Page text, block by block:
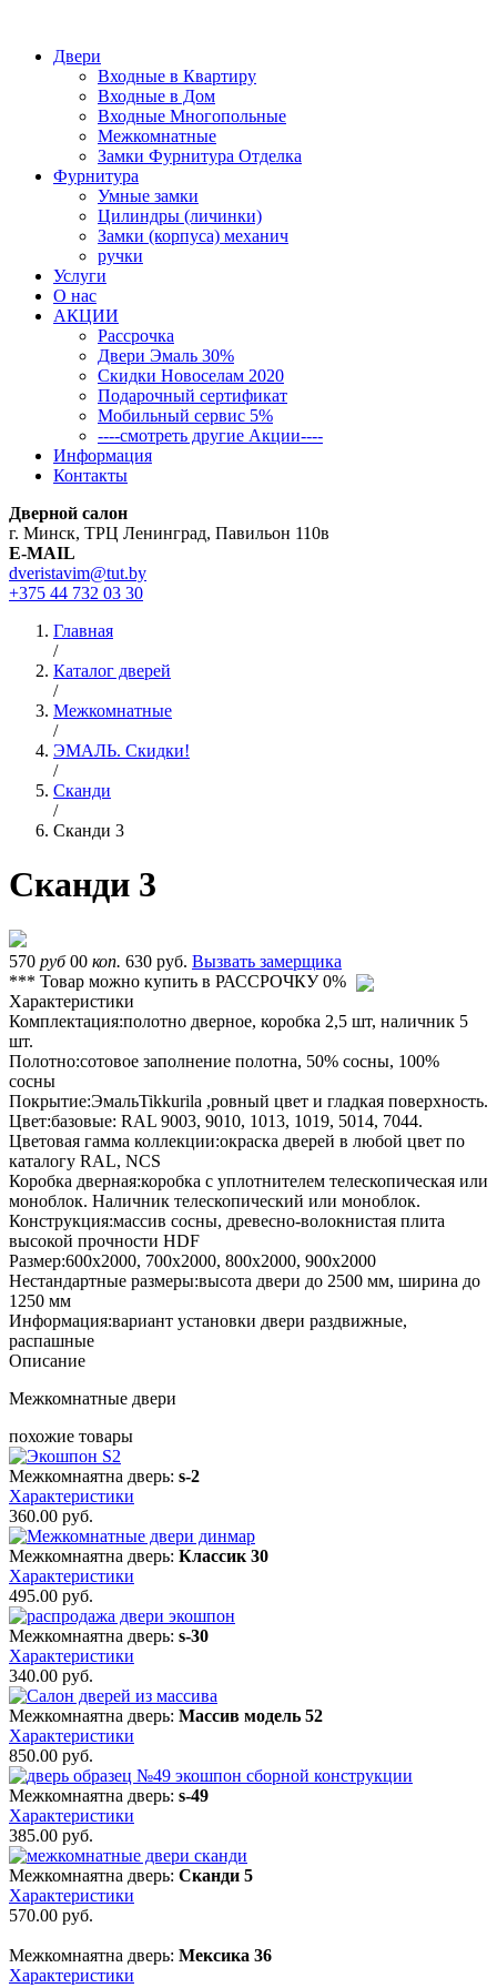
Двери
Входные в Квартиру
Входные в Дом
Входные Многопольные
Межкомнатные
Замки Фурнитура Отделка
Фурнитура
Умные замки
Цилиндры (личинки)
Замки (корпуса) механич
ручки
Услуги
О нас
АКЦИИ
Рассрочка
Двери Эмаль 30%
Скидки Новоселам 2020
Подарочный сертификат
Мобильный сервис 5%
----смотреть другие Акции----
Информация
Контакты
Дверной салон
г. Минск, ТРЦ Ленинград, Павильон 110в
E-MAIL
dveristavim@tut.by
+375 44 732 03 30
Главная
/
Каталог дверей
/
Межкомнатные
/
ЭМАЛЬ. Скидки!
/
Сканди
/
Сканди 3
Сканди 3
570 руб00 коп. 630 руб. Вызвать замерщика
*** Товар можно купить в РАССРОЧКУ 0%
Характеристики
Комплектация:полотно дверное, коробка 2,5 шт, наличник 5
шт.
Полотно:сотовое заполнение полотна, 50% сосны, 100%
сосны
Покрытие:ЭмальTikkurila ,ровный цвет и гладкая поверхность.
Цвет:базовые: RAL 9003, 9010, 1013, 1019, 5014, 7044.
Цветовая гамма коллекции:окраска дверей в любой цвет по
каталогу RAL, NCS
Коробка дверная:коробка с уплотнителем телескопическая или
моноблок. Наличник телескопический или моноблок.
Конструкция:массив сосны, древесно-волокнистая плита
высокой прочности HDF
Размер:600х2000, 700х2000, 800х2000, 900х2000
Нестандартные размеры:высота двери до 2500 мм, ширина до
1250 мм
Информация:вариант установки двери раздвижные,
распашные
Описание
Межкомнатные двери
похожие товары
Межкомнаятна дверь: s-2
Характеристики
360.00 руб.
Межкомнаятна дверь: Классик 30
Характеристики
495.00 руб.
Межкомнаятна дверь: s-30
Характеристики
340.00 руб.
Межкомнаятна дверь: Массив модель 52
Характеристики
850.00 руб.
Межкомнаятна дверь: s-49
Характеристики
385.00 руб.
Межкомнаятна дверь: Сканди 5
Характеристики
570.00 руб.
Межкомнаятна дверь: Мексика 36
Характеристики